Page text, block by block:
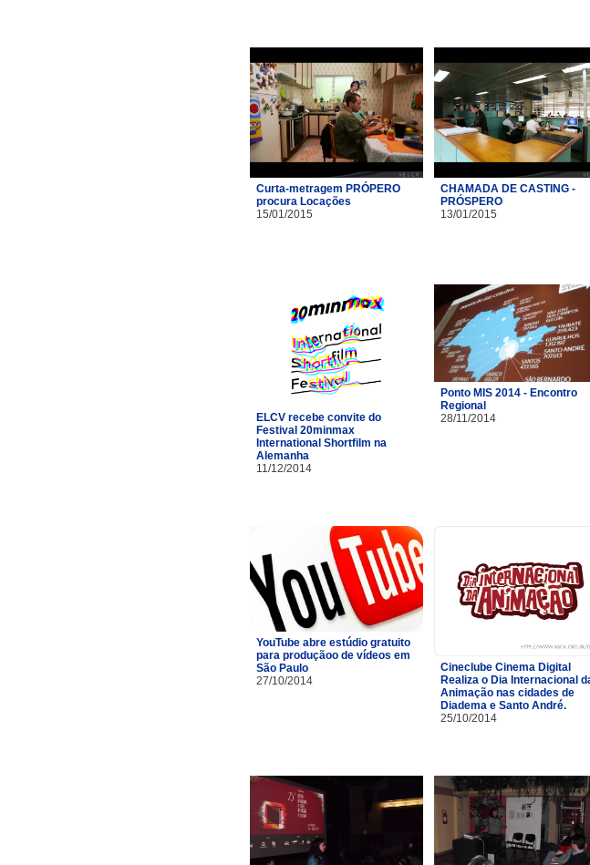
Curta-metragem PRÓPERO
procura Locações
15/01/2015
CHAMADA DE CASTING -
PRÓSPERO
13/01/2015
ELCV recebe convite do
Festival 20minmax
International Shortfilm na
Alemanha
11/12/2014
Ponto MIS 2014 - Encontro
Regional
28/11/2014
YouTube abre estúdio gratuito
para produçãoo de vídeos em
São Paulo
27/10/2014
Cineclube Cinema Digital
Realiza o Dia Internacional
Animação nas cidades de
Diadema e Santo André.
25/10/2014